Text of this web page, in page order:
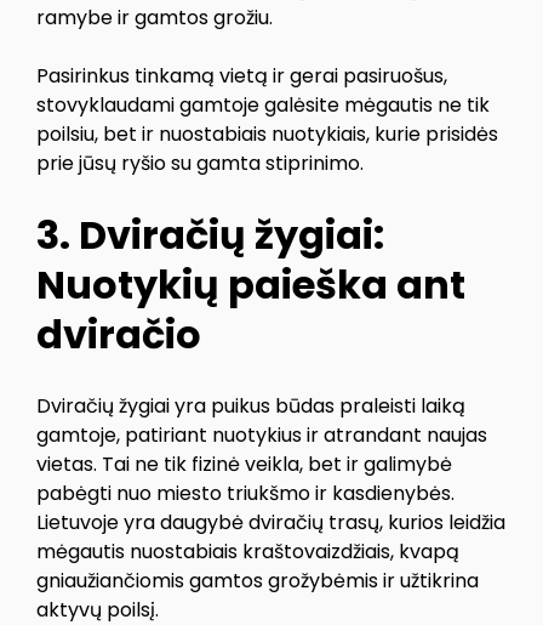
ramybe ir gamtos grožiu.
Pasirinkus tinkamą vietą ir gerai pasiruošus,
stovyklaudami gamtoje galėsite mėgautis ne tik
poilsiu, bet ir nuostabiais nuotykiais, kurie prisidės
prie jūsų ryšio su gamta stiprinimo.
3. Dviračių žygiai:
Nuotykių paieška ant
dviračio
Dviračių žygiai yra puikus būdas praleisti laiką
gamtoje, patiriant nuotykius ir atrandant naujas
vietas. Tai ne tik fizinė veikla, bet ir galimybė
pabėgti nuo miesto triukšmo ir kasdienybės.
Lietuvoje yra daugybė dviračių trasų, kurios leidžia
mėgautis nuostabiais kraštovaizdžiais, kvapą
gniaužiančiomis gamtos grožybėmis ir užtikrina
aktyvų poilsį.